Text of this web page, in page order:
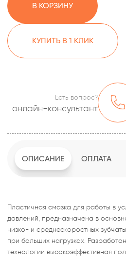
В КОРЗИНУ
КУПИТЬ В 1 КЛИК
Есть вопрос?
онлайн-консультант
ОПИСАНИЕ ОПЛАТА
Пластичная смазка для работы в
давлений, предназначена в
низко- и среднескоростных
при больших нагрузках.
технологий высокоэффективная